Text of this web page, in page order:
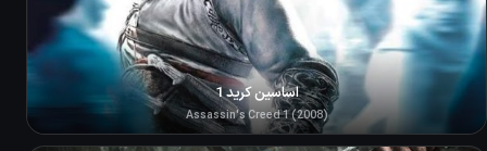
اساسین کرید 1
Assassin's Creed 1 (2008)